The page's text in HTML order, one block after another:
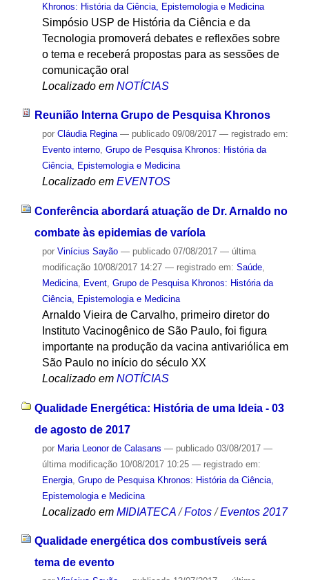
Khronos: História da Ciência, Epistemologia e Medicina
Simpósio USP de História da Ciência e da
Tecnologia promoverá debates e reflexões sobre
o tema e receberá propostas para as sessões de
comunicação oral
Localizado em NOTÍCIAS
Reunião Interna Grupo de Pesquisa Khronos
por Cláudia Regina — publicado09/08/2017 — registrado em:
Evento interno, Grupo de Pesquisa Khronos: História da
Ciência, Epistemologia e Medicina
Localizado em EVENTOS
Conferência abordará atuação de Dr. Arnaldo no
combate às epidemias de varíola
por Vinícius Sayão — publicado07/08/2017 — última
modificação10/08/2017 14:27 — registrado em: Saúde,
Medicina, Event, Grupo de Pesquisa Khronos: História da
Ciência, Epistemologia e Medicina
Arnaldo Vieira de Carvalho, primeiro diretor do
Instituto Vacinogênico de São Paulo, foi figura
importante na produção da vacina antivariólica em
São Paulo no início do século XX
Localizado em NOTÍCIAS
Qualidade Energética: História de uma Ideia - 03
de agosto de 2017
por Maria Leonor de Calasans — publicado03/08/2017 —
última modificação10/08/2017 10:25 — registrado em:
Energia, Grupo de Pesquisa Khronos: História da Ciência,
Epistemologia e Medicina
Localizado em MIDIATECA /Fotos /Eventos 2017
Qualidade energética dos combustíveis será
tema de evento